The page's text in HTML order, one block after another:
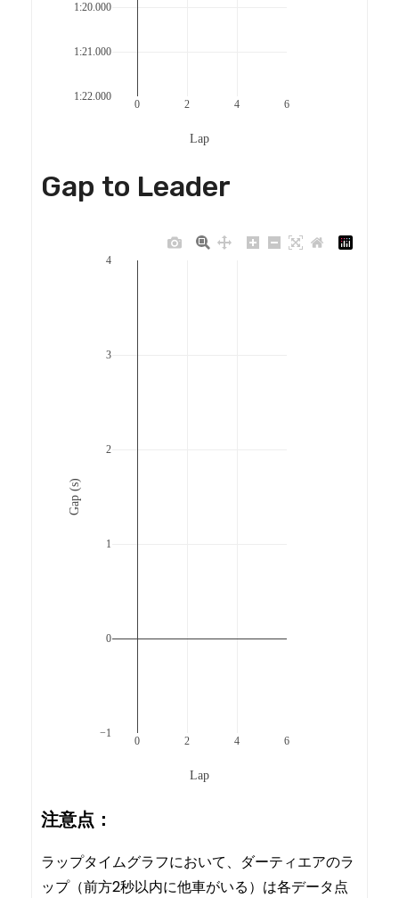
0 2 4 6
1:20.000
1:21.000
1:22.000
Lap
Gap to Leader
0 2 4 6
−1
0
1
2
3
4
Lap
Gap (s)
注意点：
ラップタイムグラフにおいて、ダーティエアのラ
ップ（前方2秒以内に他車がいる）は各データ点